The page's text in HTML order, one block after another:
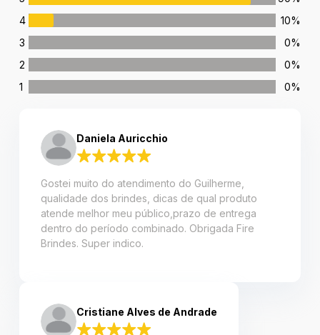
4
10%
3
0%
2
0%
1
0%
Daniela Auricchio
Gostei muito do atendimento do Guilherme,
qualidade dos brindes, dicas de qual produto
atende melhor meu público,prazo de entrega
dentro do período combinado. Obrigada Fire
Brindes. Super indico.
Cristiane Alves de Andrade